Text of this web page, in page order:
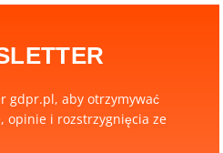
gdpr.pl, aby otrzymywać
opinie i rozstrzygnięcia ze